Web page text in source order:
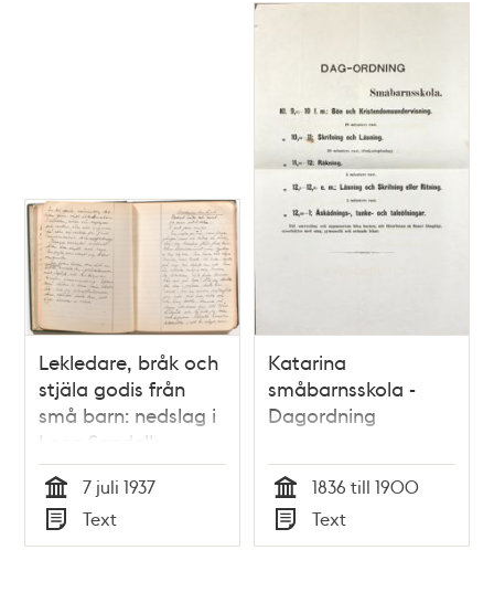
Lekledare, bråk och
stjäla godis från
små barn: nedslag i
Lena Sandells
dagboksanteckningar
från Parkleken i
Björns trädgård
sommaren 1937
Tid
7 juli 1937
Typ
Text
Katarina
småbarnsskola -
Dagordning
Tid
1836 till 1900
Typ
Text